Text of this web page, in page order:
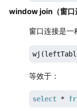
window join（窗口
窗口连接是一
等效于：
select *